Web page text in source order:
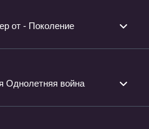
от - Поколение
Однолетняя война